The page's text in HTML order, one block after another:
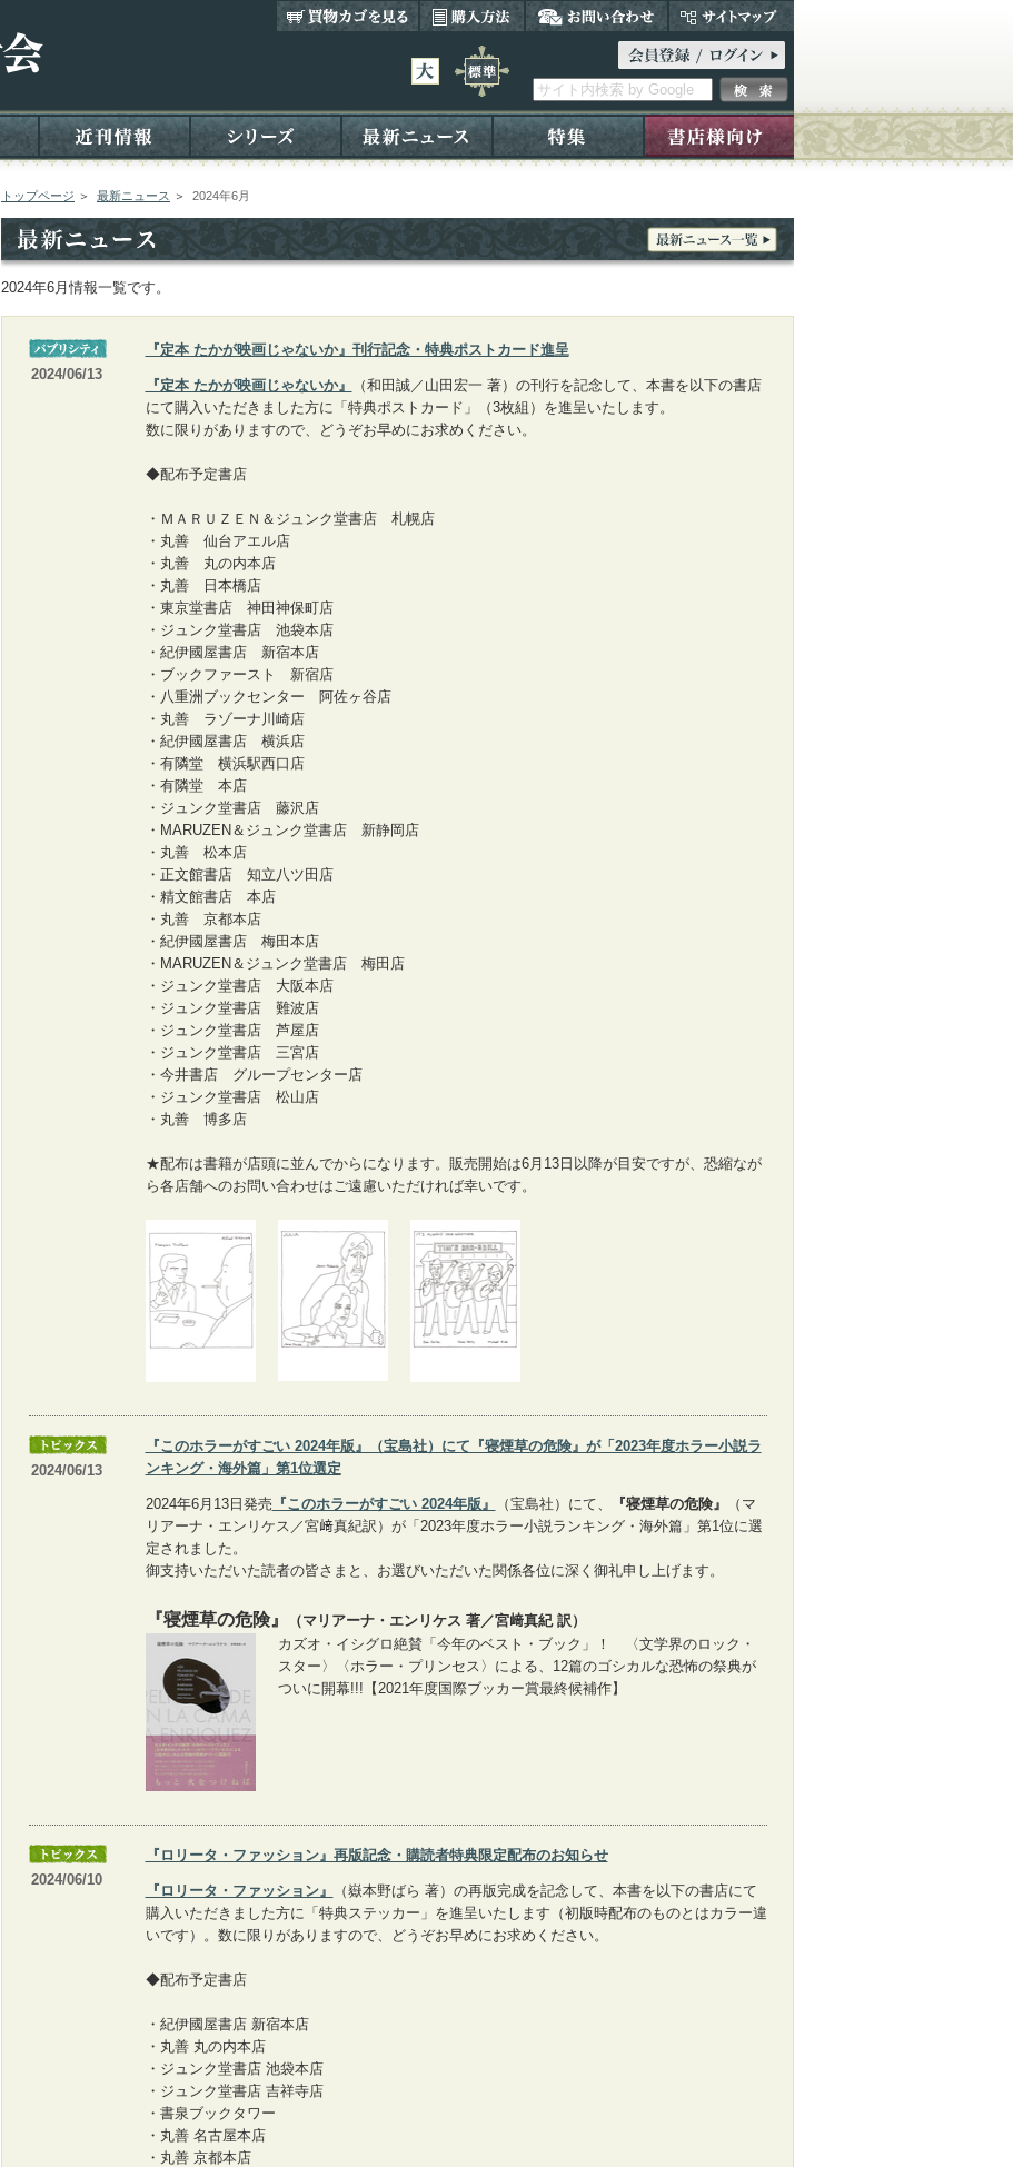
トップページ ＞ 最新ニュース ＞ 2024年6月
2024年6月情報一覧です。
2024/06/13
『定本 たかが映画じゃないか』刊行記念・特典ポストカード進呈
『定本 たかが映画じゃないか』
（和田誠／山田宏一 著）の刊行を記念して、本書を以下の書店
にて購入いただきました方に「特典ポストカード」（3枚組）を進呈いたします。
数に限りがありますので、どうぞお早めにお求めください。
◆配布予定書店
・ＭＡＲＵＺＥＮ＆ジュンク堂書店 札幌店
・丸善 仙台アエル店
・丸善 丸の内本店
・丸善 日本橋店
・東京堂書店 神田神保町店
・ジュンク堂書店 池袋本店
・紀伊國屋書店 新宿本店
・ブックファースト 新宿店
・八重洲ブックセンター 阿佐ヶ谷店
・丸善 ラゾーナ川崎店
・紀伊國屋書店 横浜店
・有隣堂 横浜駅西口店
・有隣堂 本店
・ジュンク堂書店 藤沢店
・MARUZEN＆ジュンク堂書店 新静岡店
・丸善 松本店
・正文館書店 知立八ツ田店
・精文館書店 本店
・丸善 京都本店
・紀伊國屋書店 梅田本店
・MARUZEN＆ジュンク堂書店 梅田店
・ジュンク堂書店 大阪本店
・ジュンク堂書店 難波店
・ジュンク堂書店 芦屋店
・ジュンク堂書店 三宮店
・今井書店 グループセンター店
・ジュンク堂書店 松山店
・丸善 博多店
★配布は書籍が店頭に並んでからになります。販売開始は6月13日以降が目安ですが、恐縮なが
ら各店舗へのお問い合わせはご遠慮いただければ幸いです。
2024/06/13
『このホラーがすごい 2024年版』（宝島社）にて『寝煙草の危険』が「2023年度ホラー小説ラ
ンキング・海外篇」第1位選定
2024年6月13日発売 『このホラーがすごい 2024年版』 （宝島社）にて、 『寝煙草の危険』
（マ
リアーナ・エンリケス／宮﨑真紀訳）が「2023年度ホラー小説ランキング・海外篇」第1位に選
定されました。
御支持いただいた読者の皆さまと、お選びいただいた関係各位に深く御礼申し上げます。
『寝煙草の危険』
（マリアーナ・エンリケス 著／宮﨑真紀 訳）
カズオ・イシグロ絶賛「今年のベスト・ブック」！ 〈文学界のロック・
スター〉〈ホラー・プリンセス〉による、12篇のゴシカルな恐怖の祭典が
ついに開幕!!!【2021年度国際ブッカー賞最終候補作】
2024/06/10
『ロリータ・ファッション』再版記念・購読者特典限定配布のお知らせ
『ロリータ・ファッション』
（嶽本野ばら 著）の再版完成を記念して、本書を以下の書店にて
購入いただきました方に「特典ステッカー」を進呈いたします（初版時配布のものとはカラー違
いです）。数に限りがありますので、どうぞお早めにお求めください。
◆配布予定書店
・紀伊國屋書店 新宿本店
・丸善 丸の内本店
・ジュンク堂書店 池袋本店
・ジュンク堂書店 吉祥寺店
・書泉ブックタワー
・丸善 名古屋本店
・丸善 京都本店